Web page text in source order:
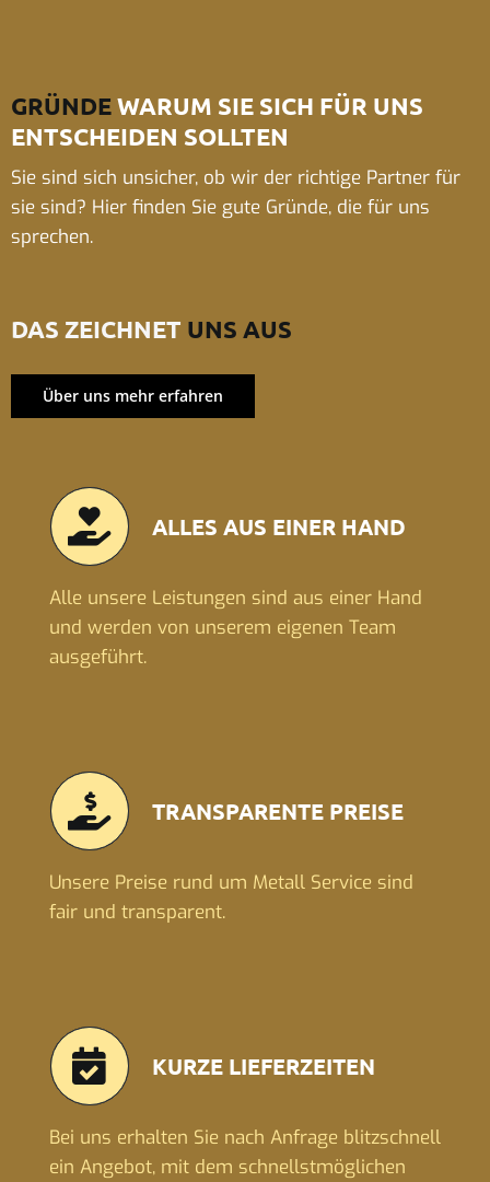
GRÜNDEWARUM SIE SICH FÜR UNS
ENTSCHEIDEN SOLLTEN
Sie sind sich unsicher, ob wir der richtige Partner für
sie sind? Hier finden Sie gute Gründe, die für uns
sprechen.
DAS ZEICHNET UNS AUS
Über uns mehr erfahren
ALLES AUS EINER HAND
Alle unsere Leistungen sind aus einer Hand
und werden von unserem eigenen Team
ausgeführt.
TRANSPARENTE PREISE
Unsere Preise rund um Metall Service sind
fair und transparent.
KURZE LIEFERZEITEN
Bei uns erhalten Sie nach Anfrage blitzschnell
ein Angebot, mit dem schnellstmöglichen